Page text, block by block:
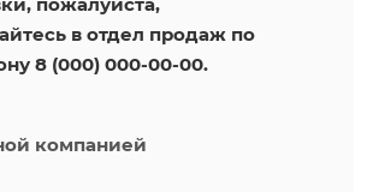
в отдел продаж по
8 (000) 000-00-00.
компанией